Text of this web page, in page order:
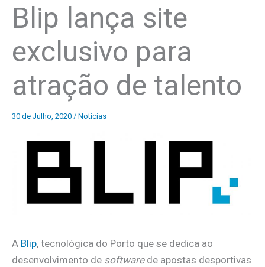
Blip lança site
exclusivo para
atração de talento
30 de Julho, 2020 / Notícias
A Blip, tecnológica do Porto que se dedica ao
desenvolvimento de softwarede apostas desportivas